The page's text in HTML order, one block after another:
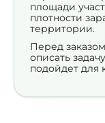
площади
плотности
территории.
Перед
описать
подойдет для